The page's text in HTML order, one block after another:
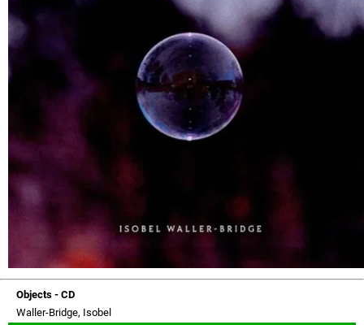
Objects - CD
Waller-Bridge, Isobel